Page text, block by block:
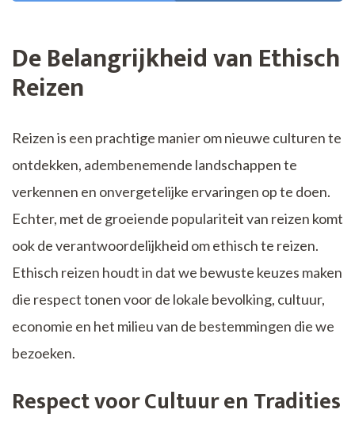
De Belangrijkheid van Ethisch
Reizen
Reizen is een prachtige manier om nieuwe culturen te
ontdekken, adembenemende landschappen te
verkennen en onvergetelijke ervaringen op te doen.
Echter, met de groeiende populariteit van reizen komt
ook de verantwoordelijkheid om ethisch te reizen.
Ethisch reizen houdt in dat we bewuste keuzes maken
die respect tonen voor de lokale bevolking, cultuur,
economie en het milieu van de bestemmingen die we
bezoeken.
Respect voor Cultuur en Tradities